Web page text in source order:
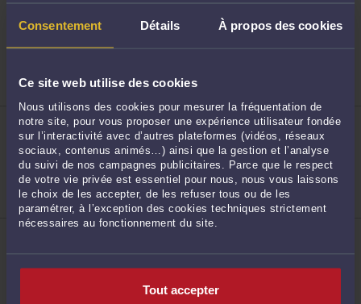
Consentement Détails À propos des cookies
Ce site web utilise des cookies
Nous utilisons des cookies pour mesurer la fréquentation de
notre site, pour vous proposer une expérience utilisateur fondée
sur l’interactivité avec d’autres plateformes (vidéos, réseaux
sociaux, contenus animés…) ainsi que la gestion et l’analyse
du suivi de nos campagnes publicitaires. Parce que le respect
de votre vie privée est essentiel pour nous, nous vous laissons
le choix de les accepter, de les refuser tous ou de les
paramétrer, à l’exception des cookies techniques strictement
nécessaires au fonctionnement du site.
Tout accepter
49
ME CAROLE BONVOISIN
38 rue Etoupée 76000 ROUEN
Droit de la sécurité sociale et de la protection
sociale
patrimoine
Droit immobilier
ME FRÉDÉRIQUE MOCQUE NICOLOFF
26 rue des Charrettes 76000 ROUEN
Accepte les consultations vidéo
Droit de la sécurité sociale et de la protection
sociale
Droit du dommage corporel
Droit des assurances
Droit du travail
Droit de la famille, des personnes et de leur